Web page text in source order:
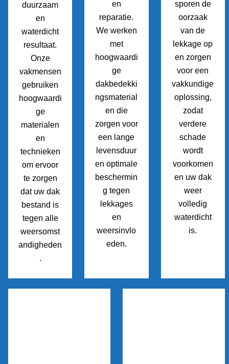
duurzaam
en
waterdicht
resultaat.
Onze
vakmensen
gebruiken
hoogwaardi
ge
materialen
en
technieken
om ervoor
te zorgen
dat uw dak
bestand is
tegen alle
weersomst
andigheden
.
en
reparatie.
We werken
met
hoogwaardi
ge
dakbedekki
ngsmaterial
en die
zorgen voor
een lange
levensduur
en optimale
beschermin
g tegen
lekkages
en
weersinvlo
eden.
sporen de
oorzaak
van de
lekkage op
en zorgen
voor een
vakkundige
oplossing,
zodat
verdere
schade
wordt
voorkomen
en uw dak
weer
volledig
waterdicht
is.